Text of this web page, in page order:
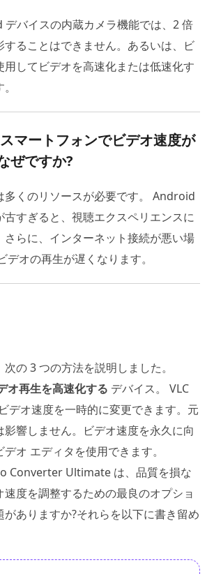
バイスの内蔵カメラ機能では、2 倍
することはできません。あるいは、ビ
用してビデオを高速化または低速化す
マートフォンでビデオ速度が
ぜですか?
多くのリソースが必要です。 Android
古すぎると、視聴エクスペリエンスに
さらに、インターネット接続が悪い場
デオの再生が遅くなります。
の 3 つの方法を説明しました。
再生を高速化する デバイス。 VLC
デオ速度を一時的に変更できます。元
響しません。ビデオ速度を永久に向
オ エディタを使用できます。
Converter Ultimate は、品質を損な
速度を調整するための最良のオプショ
がありますか?それらを以下に書き留め